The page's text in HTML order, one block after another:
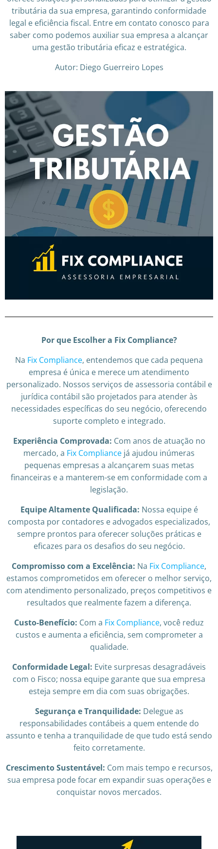
tributária da sua empresa, garantindo conformidade
legal e eficiência fiscal. Entre em contato conosco para
saber como podemos auxiliar sua empresa a alcançar
uma gestão tributária eficaz e estratégica.​
Autor: Diego Guerreiro Lopes
Por que Escolher a Fix Compliance?
Na Fix Compliance, entendemos que cada pequena
empresa é única e merece um atendimento
personalizado. Nossos serviços de assessoria contábil e
jurídica contábil são projetados para atender às
necessidades específicas do seu negócio, oferecendo
suporte completo e integrado.
Experiência Comprovada: Com anos de atuação no
mercado, a Fix Compliance já ajudou inúmeras
pequenas empresas a alcançarem suas metas
financeiras e a manterem-se em conformidade com a
legislação.
Equipe Altamente Qualificada: Nossa equipe é
composta por contadores e advogados especializados,
sempre prontos para oferecer soluções práticas e
eficazes para os desafios do seu negócio.
Compromisso com a Excelência: Na Fix Compliance,
estamos comprometidos em oferecer o melhor serviço,
com atendimento personalizado, preços competitivos e
resultados que realmente fazem a diferença.
Custo-Benefício: Com a Fix Compliance, você reduz
custos e aumenta a eficiência, sem comprometer a
qualidade.
Conformidade Legal: Evite surpresas desagradáveis
com o Fisco; nossa equipe garante que sua empresa
esteja sempre em dia com suas obrigações.
Segurança e Tranquilidade: Delegue as
responsabilidades contábeis a quem entende do
assunto e tenha a tranquilidade de que tudo está sendo
feito corretamente.
Crescimento Sustentável: Com mais tempo e recursos,
sua empresa pode focar em expandir suas operações e
conquistar novos mercados.